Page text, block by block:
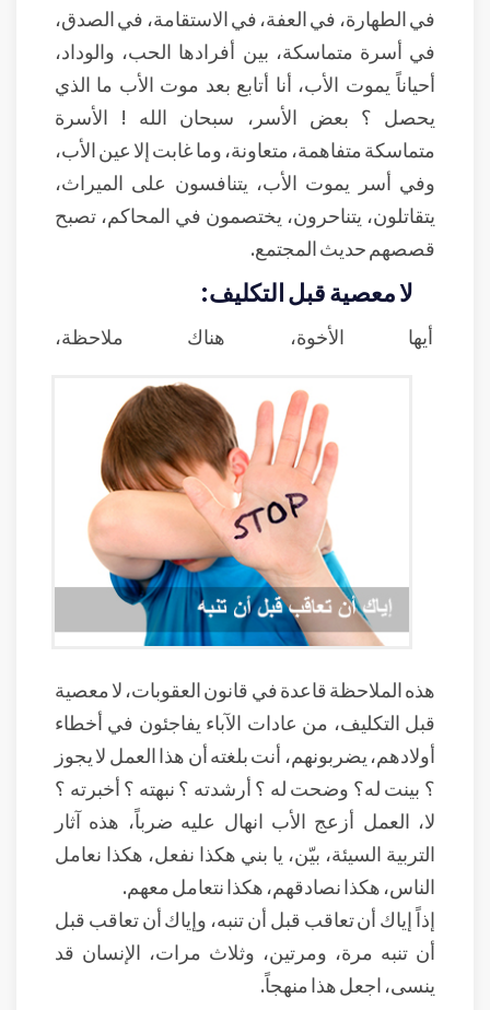
في الطهارة، في العفة، في الاستقامة، في الصدق،
في أسرة متماسكة، بين أفرادها الحب، والوداد،
أحياناً يموت الأب، أنا أتابع بعد موت الأب ما الذي
يحصل ؟ بعض الأسر، سبحان الله ! الأسرة
متماسكة متفاهمة، متعاونة، وما غابت إلا عين الأب،
وفي أسر يموت الأب، يتنافسون على الميراث،
يتقاتلون، يتناحرون، يختصمون في المحاكم، تصبح
قصصهم حديث المجتمع.
لا معصية قبل التكليف:
أيها الأخوة، هناك ملاحظة،
هذه الملاحظة قاعدة في قانون العقوبات، لا معصية
قبل التكليف، من عادات الآباء يفاجئون في أخطاء
أولادهم، يضربونهم، أنت بلغته أن هذا العمل لا يجوز
؟ بينت له؟ وضحت له ؟ أرشدته ؟ نبهته ؟ أخبرته ؟
لا، العمل أزعج الأب انهال عليه ضرباً، هذه آثار
التربية السيئة، بيّن، يا بني هكذا نفعل، هكذا نعامل
الناس، هكذا نصادقهم، هكذا نتعامل معهم.
إذاً إياك أن تعاقب قبل أن تنبه، وإياك أن تعاقب قبل
أن تنبه مرة، ومرتين، وثلاث مرات، الإنسان قد
ينسى، اجعل هذا منهجاً.